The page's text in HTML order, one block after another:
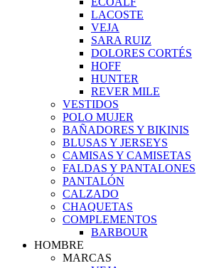
LACOSTE
VEJA
SARA RUIZ
DOLORES CORTÉS
HOFF
HUNTER
REVER MILE
VESTIDOS
POLO MUJER
BAÑADORES Y BIKINIS
BLUSAS Y JERSEYS
CAMISAS Y CAMISETAS
FALDAS Y PANTALONES
PANTALÓN
CALZADO
CHAQUETAS
COMPLEMENTOS
BARBOUR
HOMBRE
MARCAS